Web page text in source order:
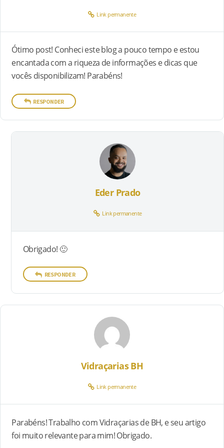
Link permanente
Ótimo post! Conheci este blog a pouco tempo e estou
encantada com a riqueza de informações e dicas que
vocês disponibilizam! Parabéns!
RESPONDER
Eder Prado
Link permanente
Obrigado! 🙂
RESPONDER
Vidraçarias BH
Link permanente
Parabéns! Trabalho com Vidraçarias de BH, e seu artigo
foi muito relevante para mim! Obrigado.